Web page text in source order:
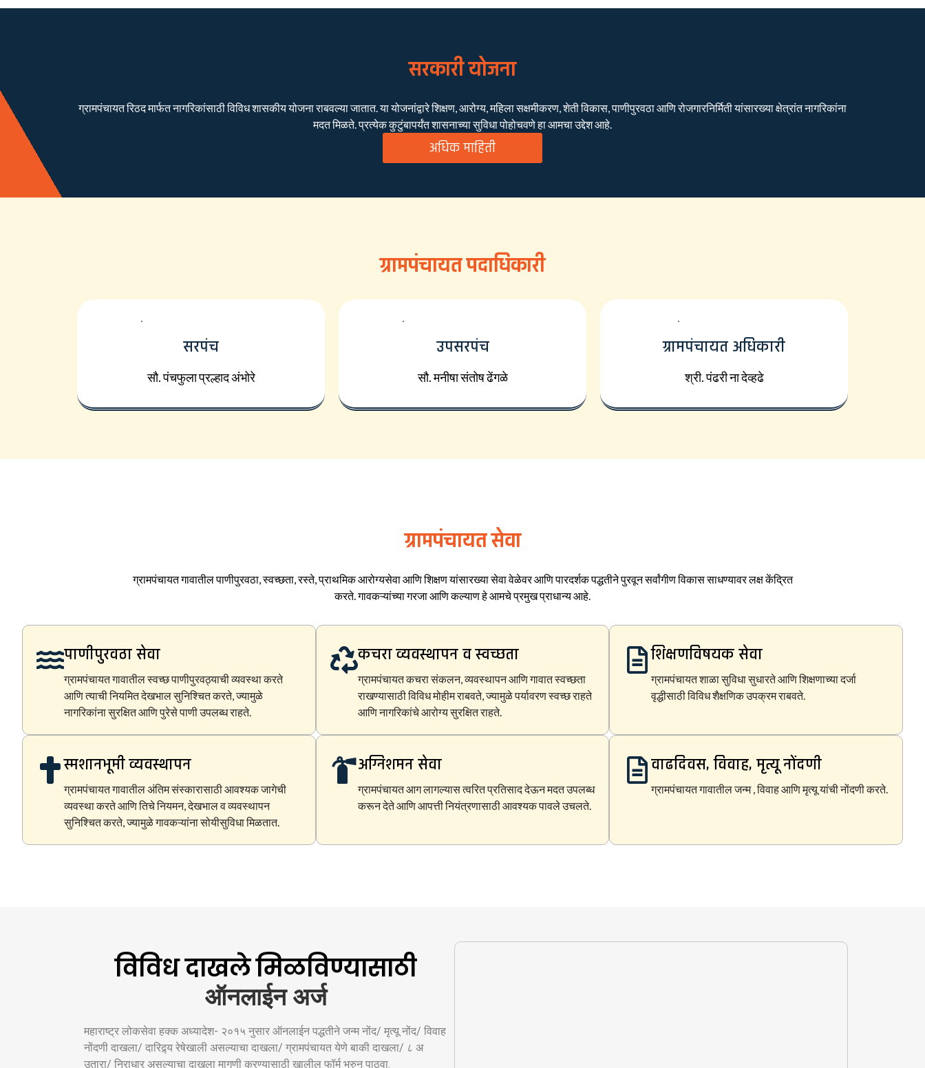
सरकारी योजना
ग्रामपंचायत रिठद मार्फत नागरिकांसाठी विविध शासकीय योजना राबवल्या जातात. या योजनांद्वारे शिक्षण, आरोग्य, महिला सक्षमीकरण, शेती विकास, पाणीपुरवठा आणि रोजगारनिर्मिती यांसारख्या क्षेत्रांत नागरिकांना
मदत मिळते. प्रत्येक कुटुंबापर्यंत शासनाच्या सुविधा पोहोचवणे हा आमचा उद्देश आहे.
अधिक माहिती
ग्रामपंचायत पदाधिकारी
सरपंच
सौ. पंचफुला प्रल्हाद अंभोरे
उपसरपंच
सौ. मनीषा संतोष ढेंगळे
ग्रामपंचायत अधिकारी
श्री. पंढरी ना देव्हढे
ग्रामपंचायत सेवा
ग्रामपंचायत गावातील पाणीपुरवठा, स्वच्छता, रस्ते, प्राथमिक आरोग्यसेवा आणि शिक्षण यांसारख्या सेवा वेळेवर आणि पारदर्शक पद्धतीने पुरवून सर्वांगीण विकास साधण्यावर लक्ष केंद्रित
करते. गावकऱ्यांच्या गरजा आणि कल्याण हे आमचे प्रमुख प्राधान्य आहे.
पाणीपुरवठा सेवा
ग्रामपंचायत गावातील स्वच्छ पाणीपुरवठ्याची व्यवस्था करते
आणि त्याची नियमित देखभाल सुनिश्चित करते, ज्यामुळे
नागरिकांना सुरक्षित आणि पुरेसे पाणी उपलब्ध राहते.
कचरा व्यवस्थापन व स्वच्छता
ग्रामपंचायत कचरा संकलन, व्यवस्थापन आणि गावात स्वच्छता
राखण्यासाठी विविध मोहीम राबवते, ज्यामुळे पर्यावरण स्वच्छ राहते
आणि नागरिकांचे आरोग्य सुरक्षित राहते.
शिक्षणविषयक सेवा
ग्रामपंचायत शाळा सुविधा सुधारते आणि शिक्षणाच्या दर्जा
वृद्धीसाठी विविध शैक्षणिक उपक्रम राबवते.
स्मशानभूमी व्यवस्थापन
ग्रामपंचायत गावातील अंतिम संस्कारासाठी आवश्यक जागेची
व्यवस्था करते आणि तिचे नियमन, देखभाल व व्यवस्थापन
सुनिश्चित करते, ज्यामुळे गावकऱ्यांना सोयीसुविधा मिळतात.
अग्निशमन सेवा
ग्रामपंचायत आग लागल्यास त्वरित प्रतिसाद देऊन मदत उपलब्ध
करून देते आणि आपत्ती नियंत्रणासाठी आवश्यक पावले उचलते.
वाढदिवस, विवाह, मृत्यू नोंदणी
ग्रामपंचायत गावातील जन्म , विवाह आणि मृत्यू यांची नोंदणी करते.
विविध दाखले मिळविण्यासाठी
ऑनलाईन अर्ज
महाराष्ट्र लोकसेवा हक्क अध्यादेश- २०१५ नुसार ऑनलाईन पद्धतीने जन्म नोंद/ मृत्यू नोंद/ विवाह
नोंदणी दाखला/ दारिद्र्य रेषेखाली असल्याचा दाखला/ ग्रामपंचायत येणे बाकी दाखला/ ८ अ
उतारा/ निराधार असल्याचा दाखला मागणी करण्यासाठी खालील फॉर्म भरुन पाठवा.